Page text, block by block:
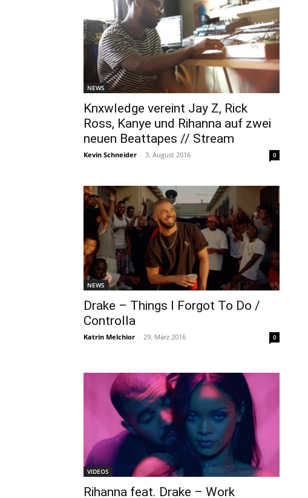
NEWS
Knxwledge vereint Jay Z, Rick
Ross, Kanye und Rihanna auf zwei
neuen Beattapes // Stream
Kevin Schneider - 3. August 2016 0
NEWS
Drake – Things I Forgot To Do /
Controlla
Katrin Melchior - 29. März 2016 0
VIDEOS
Rihanna feat. Drake – Work